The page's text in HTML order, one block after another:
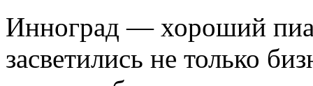
Инноград — хороший
засветились не только